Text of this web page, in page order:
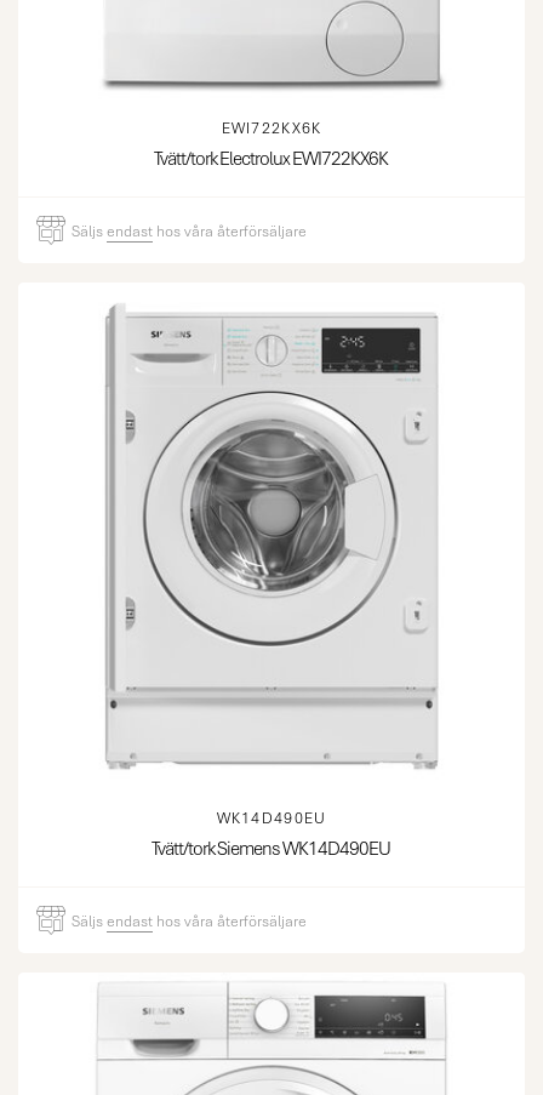
EWI722KX6K
Tvätt/tork Electrolux EWI722KX6K
Säljsendast hos våra återförsäljare
WK14D490EU
Tvätt/tork Siemens WK14D490EU
Säljsendast hos våra återförsäljare